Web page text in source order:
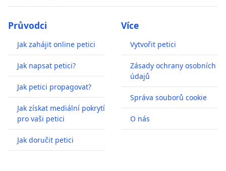
Průvodci
Jak zahájit online petici
Jak napsat petici?
Jak petici propagovat?
Jak získat mediální pokrytí
pro vaši petici
Jak doručit petici
Více
Vytvořit petici
Zásady ochrany osobních
údajů
Správa souborů cookie
O nás